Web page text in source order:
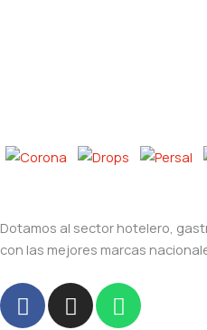
Dotamos al sector hotelero,
con las mejores marcas
F
a
I
n
W
h